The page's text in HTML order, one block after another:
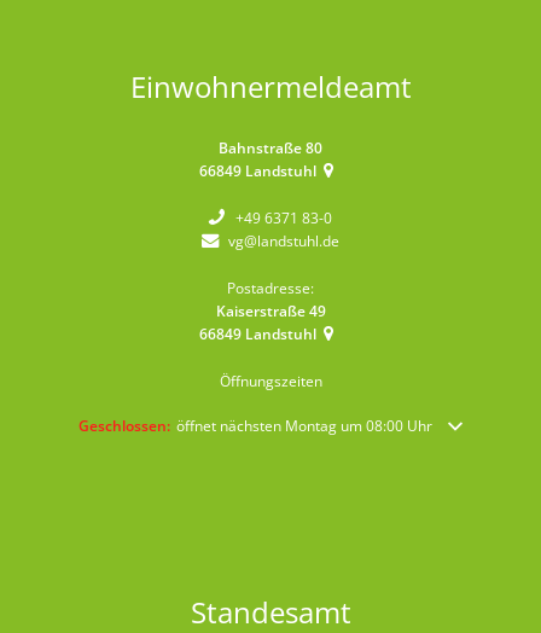
Einwohnermeldeamt
Bahnstraße 80
66849 Landstuhl
+49 6371 83-0
vg@landstuhl.de
Postadresse:
Kaiserstraße 49
66849 Landstuhl
Öffnungszeiten
Klicken, um weitere Öffnungs- oder Schließzeiten auszublenden
Geschlossen: öffnet nächsten Montag um 08:00 Uhr
Standesamt